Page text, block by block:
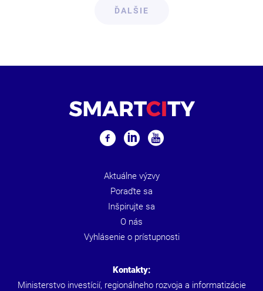
ĎALŠIE
Aktuálne výzvy
Poraďte sa
Inšpirujte sa
O nás
Vyhlásenie o prístupnosti
Kontakty:
Ministerstvo investícií, regionálneho rozvoja a informatizácie